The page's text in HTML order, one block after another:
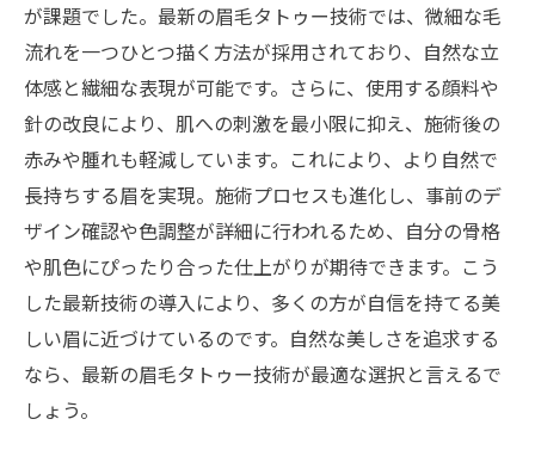
が課題でした。最新の眉毛タトゥー技術では、微細な毛
流れを一つひとつ描く方法が採用されており、自然な立
体感と繊細な表現が可能です。さらに、使用する顔料や
針の改良により、肌への刺激を最小限に抑え、施術後の
赤みや腫れも軽減しています。これにより、より自然で
長持ちする眉を実現。施術プロセスも進化し、事前のデ
ザイン確認や色調整が詳細に行われるため、自分の骨格
や肌色にぴったり合った仕上がりが期待できます。こう
した最新技術の導入により、多くの方が自信を持てる美
しい眉に近づけているのです。自然な美しさを追求する
なら、最新の眉毛タトゥー技術が最適な選択と言えるで
しょう。